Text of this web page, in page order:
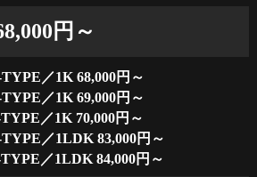
円～
／1K 68,000円～
／1K 69,000円～
／1K 70,000円～
／1LDK 83,000円～
／1LDK 84,000円～